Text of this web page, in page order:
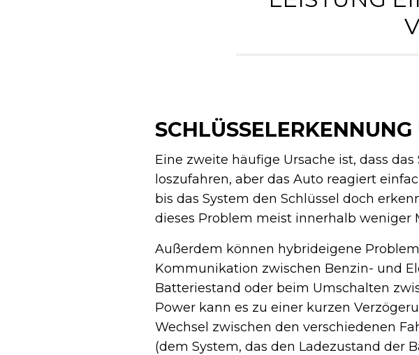
Eine zweite häufige Ursache ist, dass
loszufahren, aber das Auto reagiert
bis das System den Schlüssel doch
dieses Problem meist innerhalb weniger
Außerdem können hybrideigene
Kommunikation zwischen Benzin- und
Batteriestand oder beim Umschalten
Power kann es zu einer kurzen
Wechsel zwischen den verschiedenen
(dem System, das den Ladezustand der